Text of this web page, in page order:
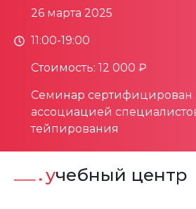
26 марта 2025
11:00-19:00
Стоимость: 12 000 ₽
Семинар
ассоциацией
тейпирования
учебный центр